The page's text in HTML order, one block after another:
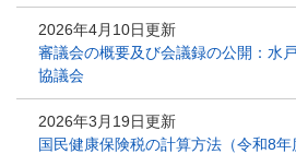
2026年4月10日更新
審議会の概要及び会議録の公開：水
協議会
2026年3月19日更新
国民健康保険税の計算方法（令和8年